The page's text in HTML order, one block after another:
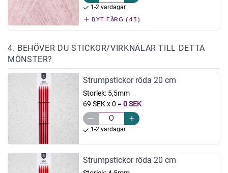
1-2 vardagar
BYT FÄRG (43)
4. BEHÖVER DU STICKOR/VIRKNÅLAR TILL DETTA
MÖNSTER?
Strumpstickor röda 20 cm
Storlek: 5,5mm
69 SEK x 0 = 0 SEK
1-2 vardagar
Strumpstickor röda 20 cm